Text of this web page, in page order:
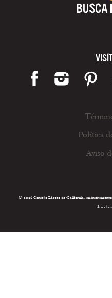
Política
Aviso
© 2026 Consejo Lácteo de California, un